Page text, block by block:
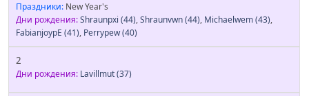
Праздники: New Year's
Дни рождения:Shraunpxi (44),Shraunvwn(44), Michaelwem(43),
FabianjoypE (41), Perrypew(40)
2
Дни рождения: Lavillmut(37)